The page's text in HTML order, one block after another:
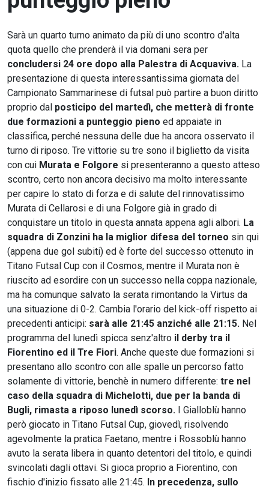
Sarà un quarto turno animato da più di uno scontro d'alta
quota quello che prenderà il via domani sera per
concludersi 24 ore dopo alla Palestra di Acquaviva. La
presentazione di questa interessantissima giornata del
Campionato Sammarinese di futsal può partire a buon diritto
proprio dal posticipo del martedì, che metterà di fronte
due formazioni a punteggio pieno ed appaiate in
classifica, perché nessuna delle due ha ancora osservato il
turno di riposo. Tre vittorie su tre sono il biglietto da visita
con cui Murata e Folgore si presenteranno a questo atteso
scontro, certo non ancora decisivo ma molto interessante
per capire lo stato di forza e di salute del rinnovatissimo
Murata di Cellarosi e di una Folgore già in grado di
conquistare un titolo in questa annata appena agli albori. La
squadra di Zonzini ha la miglior difesa del torneo sin qui
(appena due gol subiti) ed è forte del successo ottenuto in
Titano Futsal Cup con il Cosmos, mentre il Murata non è
riuscito ad esordire con un successo nella coppa nazionale,
ma ha comunque salvato la serata rimontando la Virtus da
una situazione di 0-2. Cambia l'orario del kick-off rispetto ai
precedenti anticipi: sarà alle 21:45 anziché alle 21:15. Nel
programma del lunedì spicca senz'altro il derby tra il
Fiorentino ed il Tre Fiori. Anche queste due formazioni si
presentano allo scontro con alle spalle un percorso fatto
solamente di vittorie, benchè in numero differente: tre nel
caso della squadra di Michelotti, due per la banda di
Bugli, rimasta a riposo lunedì scorso. I Gialloblù hanno
però giocato in Titano Futsal Cup, giovedì, risolvendo
agevolmente la pratica Faetano, mentre i Rossoblù hanno
avuto la serata libera in quanto detentori del titolo, e quindi
svincolati dagli ottavi. Si gioca proprio a Fiorentino, con
fischio d'inizio fissato alle 21:45. In precedenza, sullo